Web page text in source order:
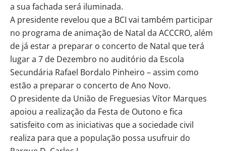
a sua fachada será iluminada.
A presidente revelou que a BCI vai também participar
no programa de animação de Natal da ACCCRO, além
de já estar a preparar o concerto de Natal que terá
lugar a 7 de Dezembro no auditório da Escola
Secundária Rafael Bordalo Pinheiro – assim como
estão a preparar o concerto de Ano Novo.
O presidente da União de Freguesias Vítor Marques
apoiou a realização da Festa de Outono e fica
satisfeito com as iniciativas que a sociedade civil
realiza para que a população possa usufruir do